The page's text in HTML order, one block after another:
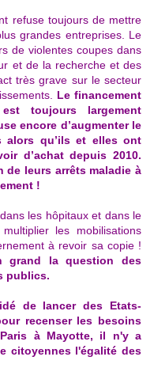
refuse toujours de mettre
grandes entreprises. Le
de violentes coupes dans
et de la recherche et des
très grave sur le secteur
Le financement
toujours largement
encore d’augmenter le
alors qu’ils et elles ont
d’achat depuis 2010.
de leurs arrêts maladie à
!
les hôpitaux et dans le
les mobilisations
à revoir sa copie !
grand la question des
publics.
de lancer des Etats-
recenser les besoins
à Mayotte, il n'y a
citoyennes l'égalité des